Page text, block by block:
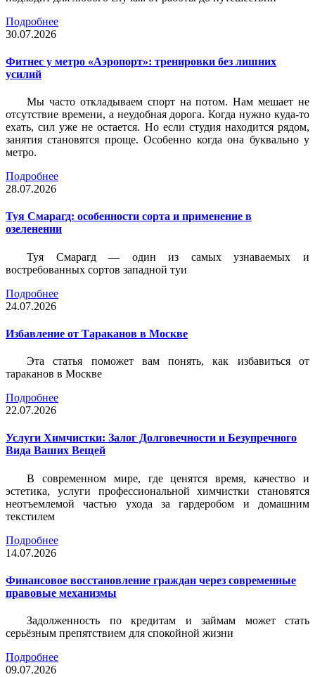
Подробнее
30.07.2026
Фитнес у метро «Аэропорт»: тренировки без лишних
усилий
Мы часто откладываем спорт на потом. Нам мешает не
отсутствие времени, а неудобная дорога. Когда нужно куда-то
ехать, сил уже не остается. Но если студия находится рядом,
занятия становятся проще. Особенно когда она буквально у
метро.
Подробнее
28.07.2026
Туя Смарагд: особенности сорта и применение в
озеленении
Туя Смарагд — один из самых узнаваемых и
востребованных сортов западной туи
Подробнее
24.07.2026
Избавление от Тараканов в Москве
Эта статья поможет вам понять, как избавиться от
тараканов в Москве
Подробнее
22.07.2026
Услуги Химчистки: Залог Долговечности и Безупречного
Вида Ваших Вещей
В современном мире, где ценятся время, качество и
эстетика, услуги профессиональной химчистки становятся
неотъемлемой частью ухода за гардеробом и домашним
текстилем
Подробнее
14.07.2026
Финансовое восстановление граждан через современные
правовые механизмы
Задолженность по кредитам и займам может стать
серьёзным препятствием для спокойной жизни
Подробнее
09.07.2026